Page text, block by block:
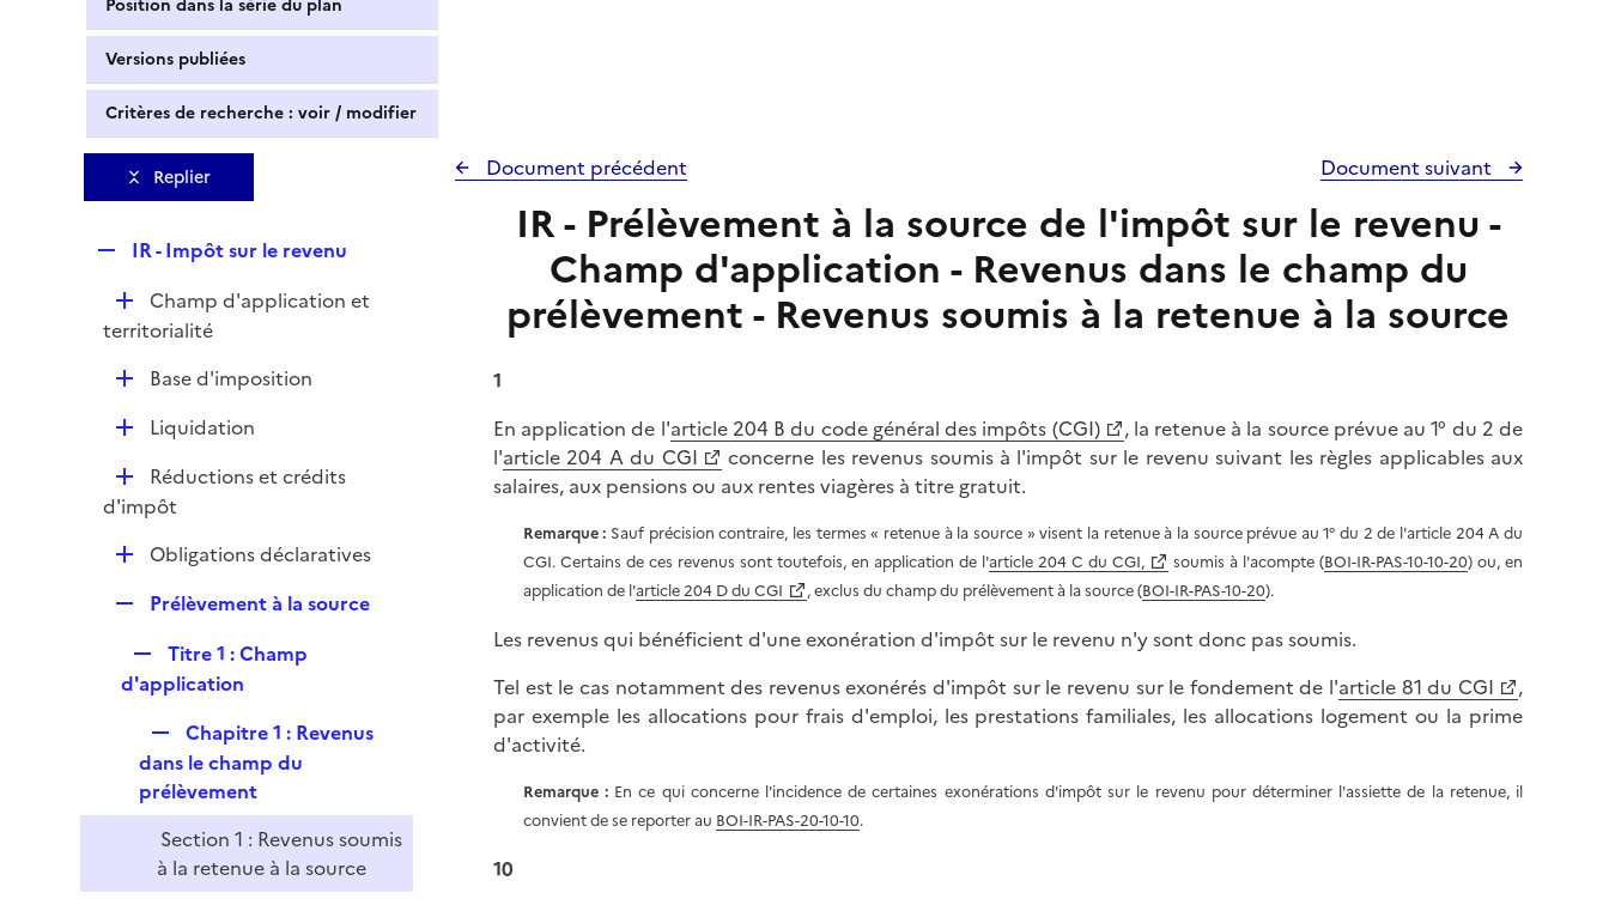
Position dans la série du plan
Versions publiées
Critères de recherche : voir / modifier
Replier
p
l
i
e
r
IR - Impôt sur le revenu
D
é
Champ d'application et
territorialité
D
e
Base d'imposition
D
l
Liquidation
D
é
r
Réductions et crédits
d'impôt
D
e
Obligations déclaratives
p
l
r
Prélèvement à la source
e
l
i
e
r
Titre 1 : Champ
d'application
e
p
l
i
e
Chapitre 1 : Revenus
dans le champ du
prélèvement
Section 1 : Revenus soumis
à la retenue à la source
Document précédent Document suivant
IR - Prélèvement à la source de l'impôt sur le revenu -
Champ d'application - Revenus dans le champ du
prélèvement - Revenus soumis à la retenue à la source
1
En application de l'article 204 B du code général des impôts (CGI)
, la retenue à la source prévue au 1° du 2 de
l'article 204 A du CGI
concerne les revenus soumis à l'impôt sur le revenu suivant les règles applicables aux
salaires, aux pensions ou aux rentes viagères à titre gratuit.
Remarque: Sauf précision contraire, les termes « retenue à la source » visent la retenue à la source prévue au 1° du 2 de l'article 204 A du
CGI. Certains de ces revenus sont toutefois, en application de l'article 204 C du CGI, soumis à l'acompte (BOI-IR-PAS-10-10-20) ou, en
application de l'article 204 D du CGI , exclus du champ du prélèvement à la source (BOI-IR-PAS-10-20).
Les revenus qui bénéficient d'une exonération d'impôt sur le revenu n'y sont donc pas soumis.
Tel est le cas notamment des revenus exonérés d'impôt sur le revenu sur le fondement de l'article 81 du CGI
,
par exemple les allocations pour frais d'emploi, les prestations familiales, les allocations logement ou la prime
d'activité.
Remarque : En ce qui concerne l'incidence de certaines exonérations d'impôt sur le revenu pour déterminer l'assiette de la retenue, il
convient de se reporter au BOI-IR-PAS-20-10-10.
10